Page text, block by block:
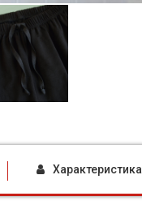
Характеристика